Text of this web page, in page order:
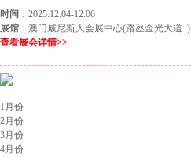
时间 ：2025.12.04-12.06
展馆 ：澳门威尼斯人会展中心(路氹金光大道..)
查看展会详情>>
1月份
2月份
3月份
4月份